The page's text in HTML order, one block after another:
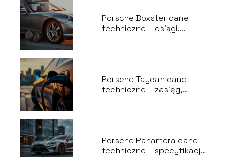
Porsche Boxster dane
techniczne – osiągi,
Porsche Taycan dane
techniczne – zasięg,
Porsche Panamera dane
techniczne – specyfikacja